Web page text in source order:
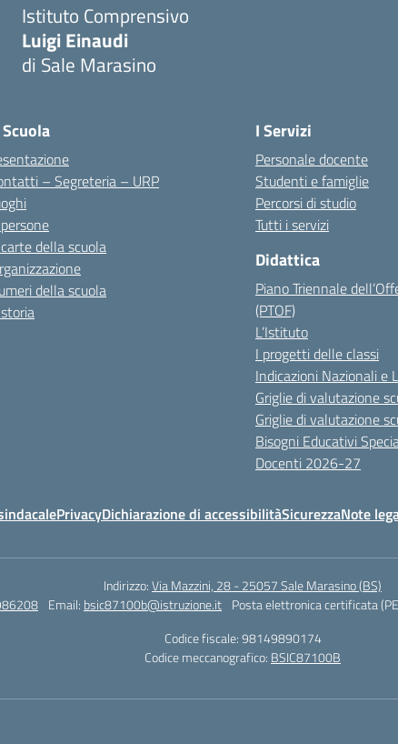
Istituto Comprensivo
Luigi Einaudi
di Sale Marasino
– Segreteria – URP
della scuola
della scuola
I Servizi
Personale docente
Studenti e famiglie
Percorsi di studio
Tutti i servizi
Didattica
Piano Triennale
(PTOF)
L’Istituto
I progetti delle classi
Indicazioni Nazionali e
Griglie di valutazione
Griglie di valutazione
Bisogni Educativi
Docenti 2026-27
PrivacyDichiarazione di accessibilitàSicurezzaNote
Indirizzo:Via Mazzini, 28 - 25057 Sale Marasino (BS)
Email: bsic87100b@istruzione.it Posta elettronica certificata
Codice fiscale: 98149890174
Codice meccanografico: BSIC87100B